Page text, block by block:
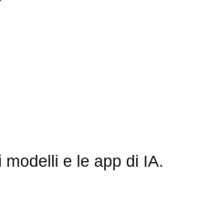
e le app di IA.